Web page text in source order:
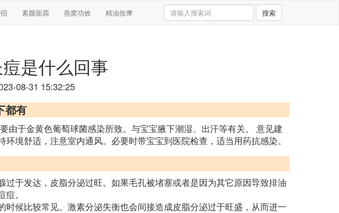
素颜面霜 燕窝功效 精油按摩 搜索
是什么回事
08-31 15:32:25
都有
于金黄色葡萄球菌感染所致。与宝宝腋下潮湿、出汗等有关。 意见建
境舒适，注意室内通风。必要时带宝宝到医院检查，适当用药抗感染。
过于发达，皮脂分泌过旺。如果毛孔被堵塞或者是因为其它原因导致排油
。
候比较常见。激素分泌失衡也会间接造成皮脂分泌过于旺盛，从而进一